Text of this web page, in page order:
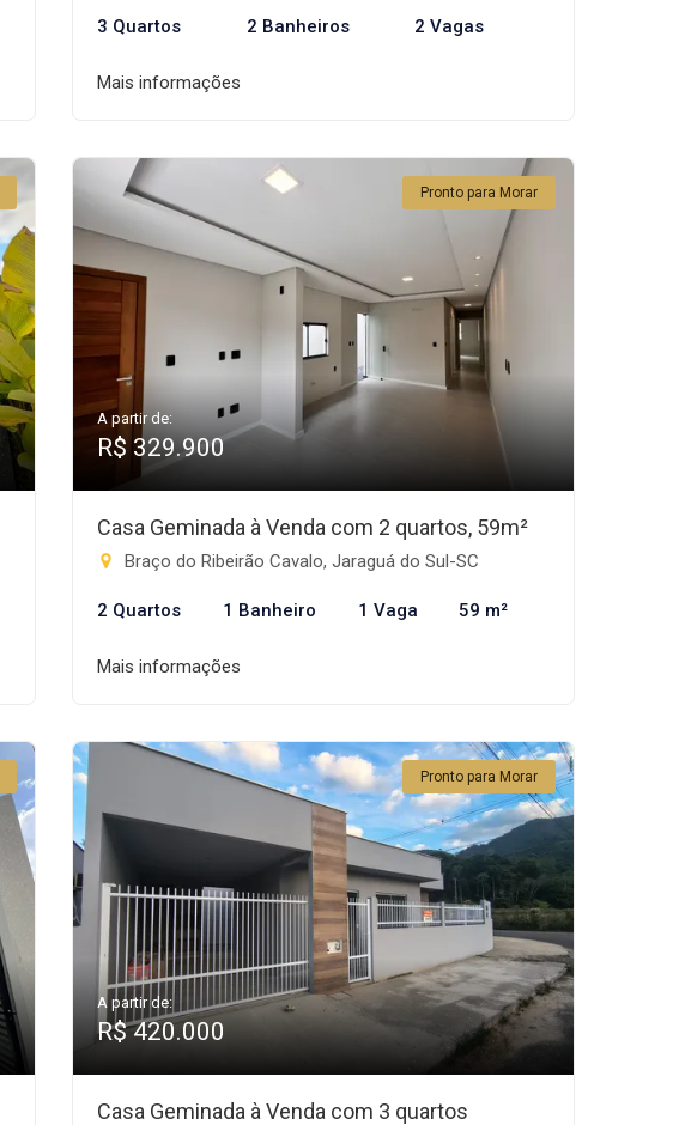
3 Quartos 2 Banheiros 2 Vagas
Mais informações
Pronto para Morar
A partir de:
R$ 329.900
Casa Geminada à Venda com 2 quartos, 59m²
Braço do Ribeirão Cavalo, Jaraguá do Sul-SC
2 Quartos 1 Banheiro 1 Vaga 59 m²
Mais informações
Pronto para Morar
A partir de:
R$ 420.000
Casa Geminada à Venda com 3 quartos